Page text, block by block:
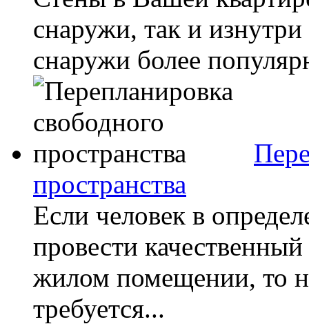
снаружи, так и
снаружи более
пространства
Если человек в
провести
жилом помещении, то
требуется...